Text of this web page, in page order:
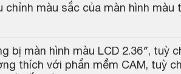
chỉnh màu sắc của màn hình màu
bị màn hình màu LCD 2.36″, tuỳ
thích với phần mềm CAM, tuỳ